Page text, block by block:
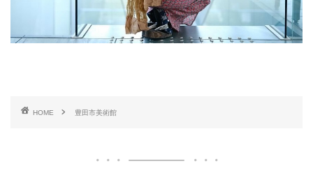
HOME 豊田市美術館